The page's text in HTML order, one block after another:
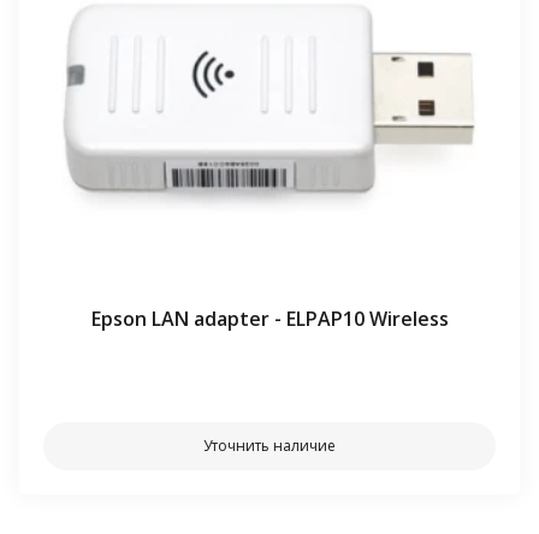
Epson LAN adapter - ELPAP10 Wireless
Уточнить наличие